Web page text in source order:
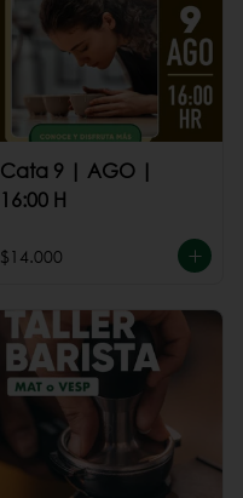
Cata 9 | AGO |
16:00 H
$14.000